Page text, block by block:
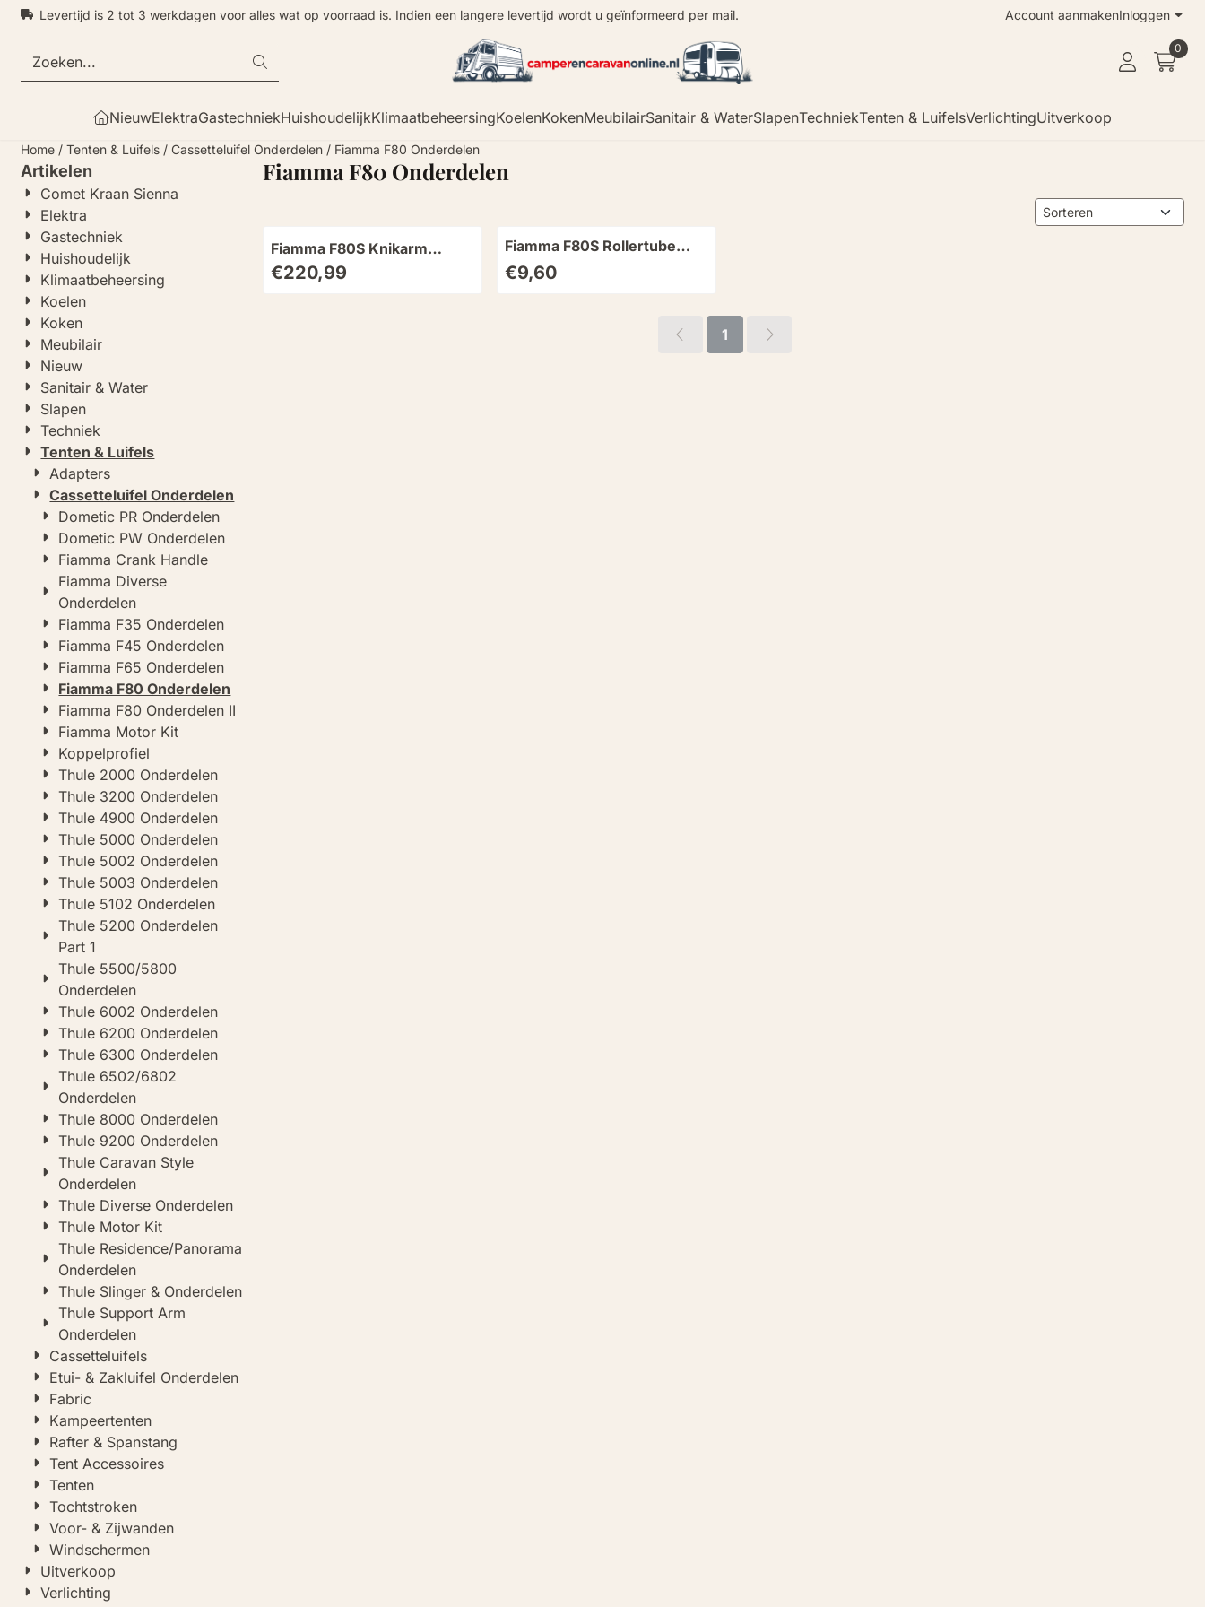
Cookievoorkeuren zijn momenteel gesloten.
Levertijd is 2 tot 3 werkdagen voor alles wat op voorraad is. Indien een langere levertijd wordt u geïnformeerd per mail. Account aanmakenInloggen
Zoeken 0
NieuwElektraGastechniekHuishoudelijkKlimaatbeheersingKoelenKokenMeubilairSanitair & WaterSlapenTechniekTenten & LuifelsVerlichtingUitverkoop
Home / Tenten & Luifels / Cassetteluifel Onderdelen / Fiamma F80 Onderdelen
Artikelen
Comet Kraan Sienna
Elektra
Gastechniek
Huishoudelijk
Klimaatbeheersing
Koelen
Koken
Meubilair
Nieuw
Sanitair & Water
Slapen
Techniek
Tenten & Luifels
Adapters
Cassetteluifel Onderdelen
Dometic PR Onderdelen
Dometic PW Onderdelen
Fiamma Crank Handle
Fiamma Diverse
Onderdelen
Fiamma F35 Onderdelen
Fiamma F45 Onderdelen
Fiamma F65 Onderdelen
Fiamma F80 Onderdelen
Fiamma F80 Onderdelen II
Fiamma Motor Kit
Koppelprofiel
Thule 2000 Onderdelen
Thule 3200 Onderdelen
Thule 4900 Onderdelen
Thule 5000 Onderdelen
Thule 5002 Onderdelen
Thule 5003 Onderdelen
Thule 5102 Onderdelen
Thule 5200 Onderdelen
Part 1
Thule 5500/5800
Onderdelen
Thule 6002 Onderdelen
Thule 6200 Onderdelen
Thule 6300 Onderdelen
Thule 6502/6802
Onderdelen
Thule 8000 Onderdelen
Thule 9200 Onderdelen
Thule Caravan Style
Onderdelen
Thule Diverse Onderdelen
Thule Motor Kit
Thule Residence/Panorama
Onderdelen
Thule Slinger & Onderdelen
Thule Support Arm
Onderdelen
Cassetteluifels
Etui- & Zakluifel Onderdelen
Fabric
Kampeertenten
Rafter & Spanstang
Tent Accessoires
Tenten
Tochtstroken
Voor- & Zijwanden
Windschermen
Uitverkoop
Verlichting
Fiamma F80 Onderdelen
Sorteermethode
Fiamma F80S Knikarm
Rechts 290
Prijs: 220,99
€220,99
Fiamma F80S Rollertube
Rechts
Prijs: 9,60
€9,60
1